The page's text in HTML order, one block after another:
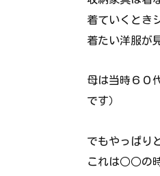
着ていくとき
着たい洋服が
母は当時６０
です）
でもやっぱり
これは○○の